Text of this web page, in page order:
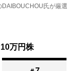
万円株